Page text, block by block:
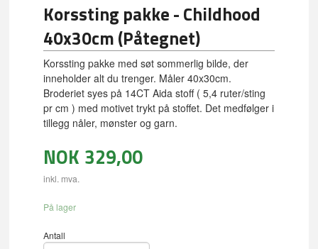
Korssting pakke - Childhood
40x30cm (Påtegnet)
Korssting pakke med søt sommerlig bilde, der
inneholder alt du trenger. Måler 40x30cm.
Broderiet syes på 14CT Aida stoff ( 5,4 ruter/sting
pr cm ) med motivet trykt på stoffet. Det medfølger i
tillegg nåler, mønster og garn.
NOK 329,00
inkl. mva.
På lager
Antall